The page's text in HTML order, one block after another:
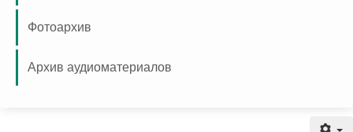
Фотоархив
Архив аудиоматериалов